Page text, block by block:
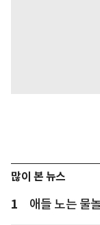
많이 본 뉴스
1 애들 노는 물